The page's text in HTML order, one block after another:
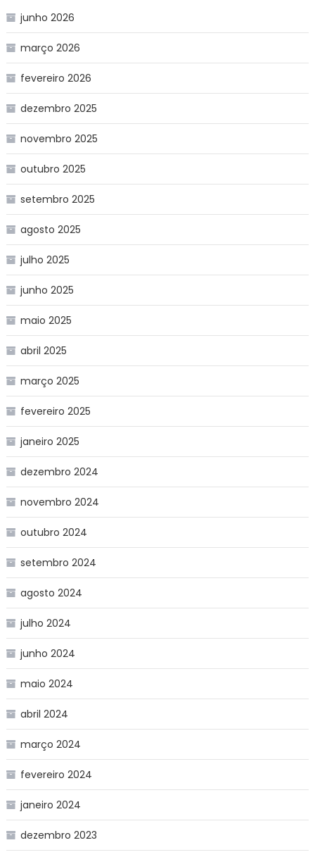
junho 2026
março 2026
fevereiro 2026
dezembro 2025
novembro 2025
outubro 2025
setembro 2025
agosto 2025
julho 2025
junho 2025
maio 2025
abril 2025
março 2025
fevereiro 2025
janeiro 2025
dezembro 2024
novembro 2024
outubro 2024
setembro 2024
agosto 2024
julho 2024
junho 2024
maio 2024
abril 2024
março 2024
fevereiro 2024
janeiro 2024
dezembro 2023